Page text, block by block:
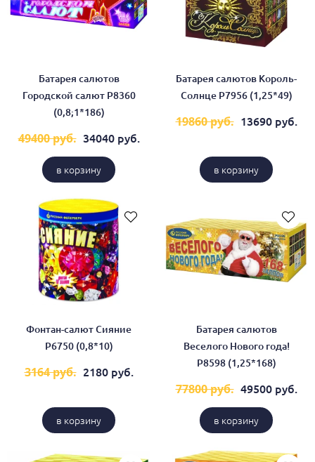
Батарея салютов
Городской салют Р8360
(0,8;1*186)
49400 руб. 34040 руб.
в корзину
Батарея салютов Король-
Солнце Р7956 (1,25*49)
19860 руб. 13690 руб.
в корзину
Фонтан-салют Сияние
Р6750 (0,8*10)
3164 руб. 2180 руб.
в корзину
Батарея салютов
Веселого Нового года!
Р8598 (1,25*168)
77800 руб. 49500 руб.
в корзину